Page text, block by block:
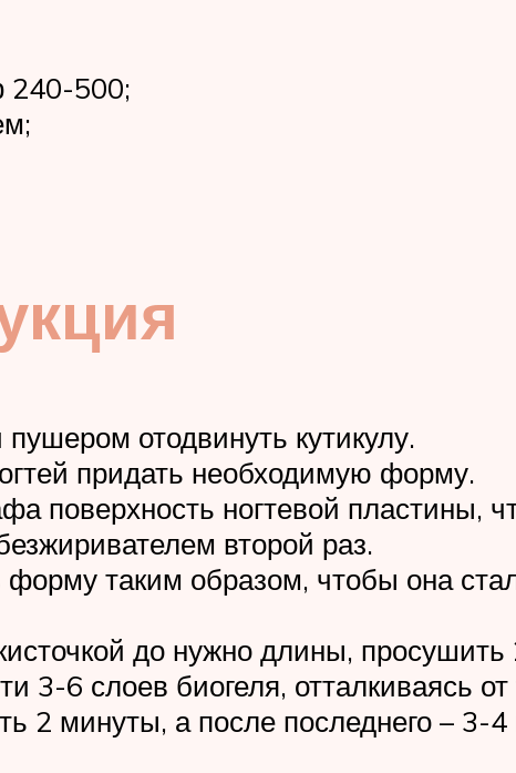
240-500;
отодвинуть кутикулу.
придать необходимую форму.
ногтевой пластины,
второй раз.
форму таким образом, чтобы она
до нужно длины,
6 слоев биогеля, отталкиваясь от
2 минуты, а после последнего – 3-